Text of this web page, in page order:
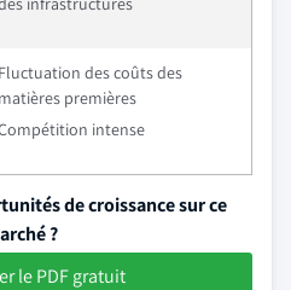
Fluctuation des coûts des
matières premières
intense
de croissance sur ce
?
le PDF gratuit